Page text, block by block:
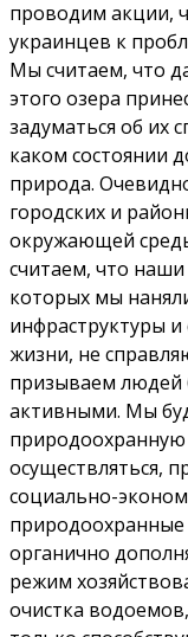
проводим акции,
украинцев к
Мы считаем, что
этого озера
задуматься об их
каком состоянии
природа.
городских и
окружающей
считаем, что
которых мы
инфраструктуры и
жизни, не
призываем людей
активными. Мы
осуществляться,
социально-
органично
режим
очистка